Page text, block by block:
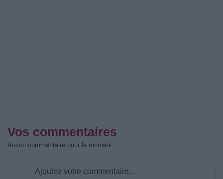
Vos commentaires
Aucun commentaire pour le moment